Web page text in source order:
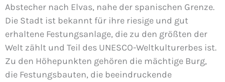
Abstecher nach Elvas, nahe der spanischen Grenze.
Die Stadt ist bekannt für ihre riesige und gut
erhaltene Festungsanlage, die zu den größten der
Welt zählt und Teil des UNESCO-Weltkulturerbes ist.
Zu den Höhepunkten gehören die mächtige Burg,
die Festungsbauten, die beeindruckende